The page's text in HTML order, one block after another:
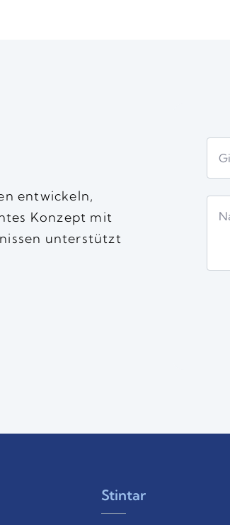
entwickeln,
Konzept mit
unterstützt
Stintar